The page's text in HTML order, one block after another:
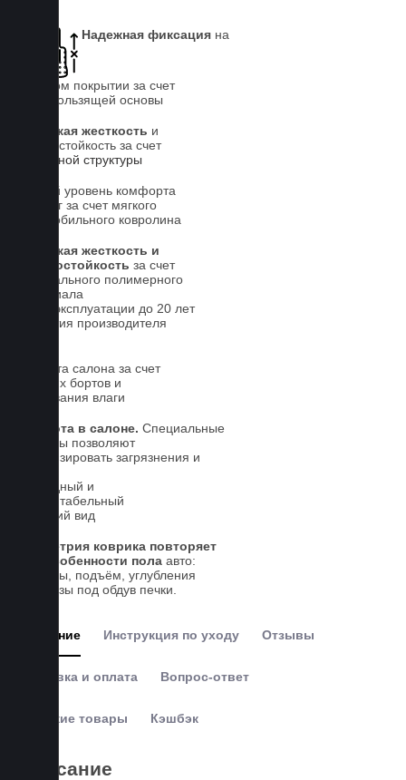
Надежная фиксация на
штатном покрытии за счет
антискользящей основы
Высокая жесткость и
износостойкость за счет
5-слойной структуры
Новый уровень комфорта
для ног за счет мягкого
автомобильного ковролина
Высокая жесткость и
износостойкость за счет
специального полимерного
материала
Срок эксплуатации до 20 лет
Гарантия производителя
Чистота салона за счет
высоких бортов и
впитывания влаги
Чистота в салоне. Специальные
выступы позволяют
локализировать загрязнения и
Солидный и
презентабельный
внешний вид
Геометрия коврика повторяет
все особенности пола авто:
выступы, подъём, углубления
и вырезы под обдув печки.
Описание Инструкция по уходу Отзывы
Доставка и оплата Вопрос-ответ
Похожие товары Кэшбэк
Описание